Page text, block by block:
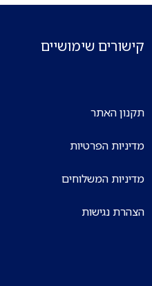
קישורים שימושיים
תקנון האתר
מדיניות הפרטיות
מדיניות המשלוחים
הצהרת נגישות